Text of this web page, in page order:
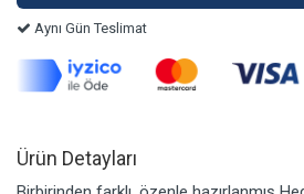
Aynı Gün Teslimat
Ürün Detayları